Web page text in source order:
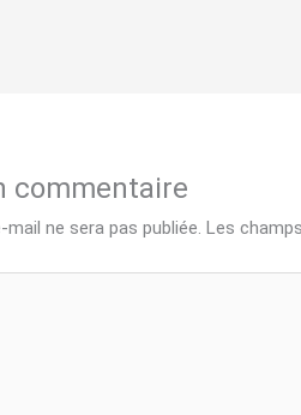
commentaire
ne sera pas publiée. Les